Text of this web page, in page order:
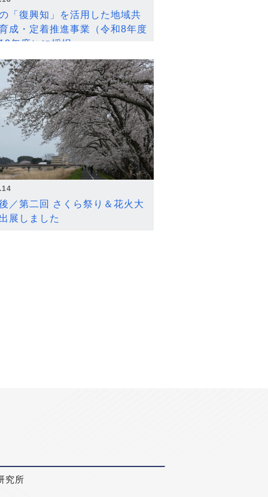
「復興知」を活用した地域共
成・定着推進事業（令和8年度
年度）に採択
／第二回 さくら祭り＆花火大
展しました
究所